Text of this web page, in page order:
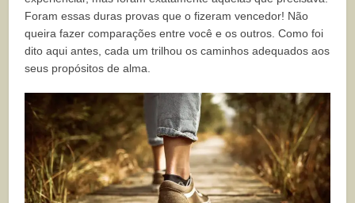
Foram essas duras provas que o fizeram vencedor! Não
queira fazer comparações entre você e os outros. Como foi
dito aqui antes, cada um trilhou os caminhos adequados aos
seus propósitos de alma.